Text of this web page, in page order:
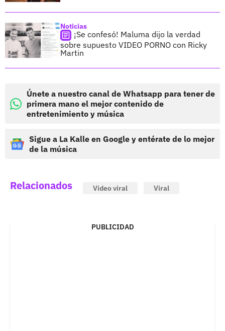
Noticias
¡Se confesó! Maluma dijo la verdad
sobre supuesto VIDEO PORNO con Ricky
Martin
Únete a nuestro canal de Whatsapp para tener de
primera mano el mejor contenido de
entretenimiento y música
Sigue a La Kalle en Google y entérate de lo mejor
de la música
Relacionados Video viral Viral
PUBLICIDAD